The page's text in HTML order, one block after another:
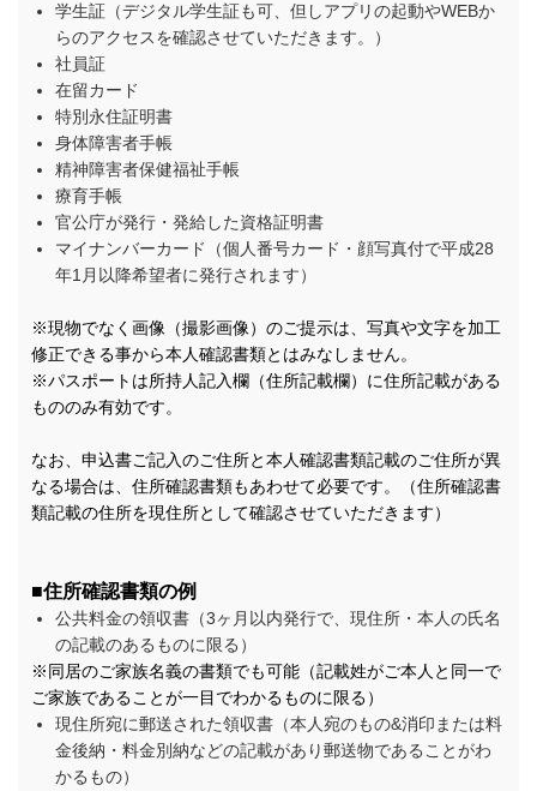
学生証（デジタル学生証も可、但しアプリの起動やWEBか
らのアクセスを確認させていただきます。）
社員証
在留カード
特別永住証明書
身体障害者手帳
精神障害者保健福祉手帳
療育手帳
官公庁が発行・発給した資格証明書
マイナンバーカード（個人番号カード・顔写真付で平成28
年1月以降希望者に発行されます）
※現物でなく画像（撮影画像）のご提示は、写真や文字を加工
修正できる事から本人確認書類とはみなしません。
※パスポートは所持人記入欄（住所記載欄）に住所記載がある
もののみ有効です。
なお、申込書ご記入のご住所と本人確認書類記載のご住所が異
なる場合は、住所確認書類もあわせて必要です。（住所確認書
類記載の住所を現住所として確認させていただきます）
■住所確認書類の例
公共料金の領収書（3ヶ月以内発行で、現住所・本人の氏名
の記載のあるものに限る）
※同居のご家族名義の書類でも可能（記載姓がご本人と同一で
ご家族であることが一目でわかるものに限る）
現住所宛に郵送された領収書（本人宛のもの&消印または料
金後納・料金別納などの記載があり郵送物であることがわ
かるもの）